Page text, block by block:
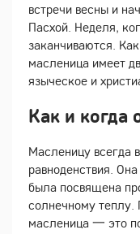
встречи весны и
Пасхой. Неделя,
заканчиваются.
масленица имеет
языческое и
Как и когда
Масленицу всегда
равноденствия.
была посвящена
солнечному теплу.
масленица 一 это